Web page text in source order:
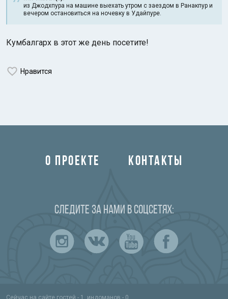
из Джодхпура на машине выехать утром с заездом в Ранакпур и
вечером остановиться на ночевку в Удайпуре.
Кумбалгарх в этот же день посетите!
Нравится
О ПРОЕКТЕ КОНТАКТЫ
Следите за нами в соцсетях:
Сейчас на сайте гостей - 1, индоманов - 0